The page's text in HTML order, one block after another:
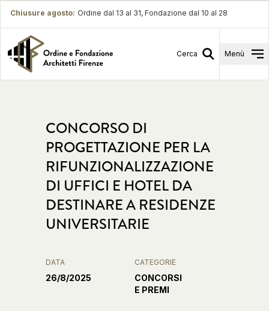
Chiusure agosto: Ordine dal 13 al 31, Fondazione dal 10 al 28
Cerca Menù
CONCORSO DI
PROGETTAZIONE PER LA
RIFUNZIONALIZZAZIONE
DI UFFICI E HOTEL DA
DESTINARE A RESIDENZE
UNIVERSITARIE
DATA
26/8/2025
CATEGORIE
CONCORSI
E PREMI